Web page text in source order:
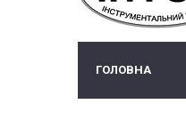
ГОЛОВНА